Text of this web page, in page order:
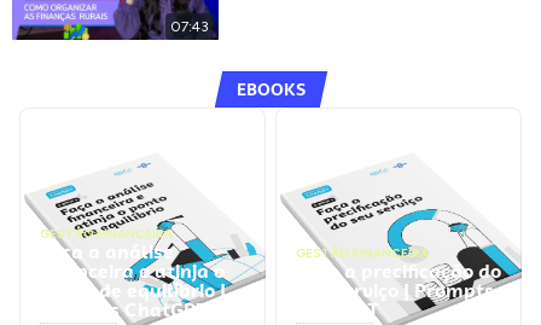
07:43
EBOOKS
GESTÃO FINANCEIRA
Faça a análise
financeira e atinja o
ponto de equilíbrio |
Prompts ChatGPT
GESTÃO FINANCEIRA
Faça a precificação do
seu serviço | Prompts
ChatGPT